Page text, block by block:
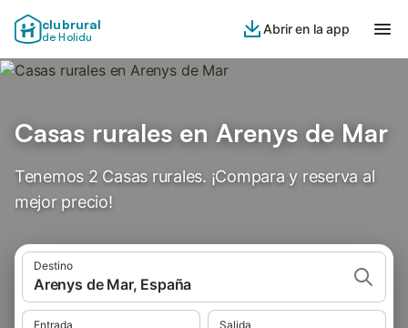
clubrural
de Holidu
Abrir en la app
Casas rurales en Arenys de Mar
Tenemos 2 Casas rurales. ¡Compara y reserva al
mejor precio!
Destino
Arenys de Mar, España
Entrada Salida